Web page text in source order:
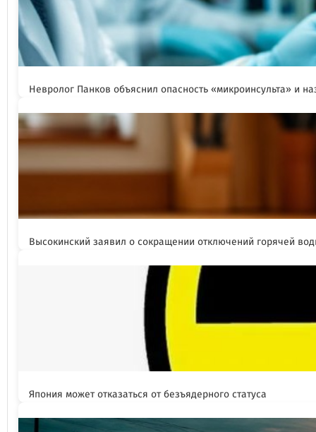
Невролог Панков объяснил опасность «микроинсульта» и
Высокинский заявил о сокращении отключений горячей
Япония может отказаться от безъядерного статуса